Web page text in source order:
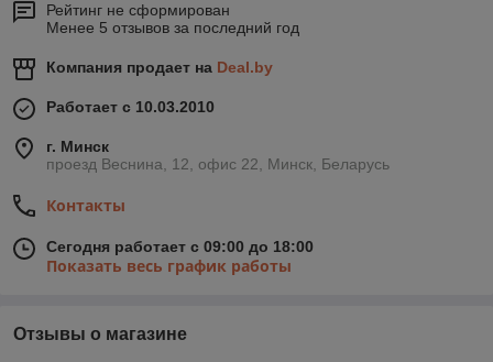
Рейтинг не сформирован
Менее 5 отзывов за последний год
Компания продает на Deal.by
Работает с 10.03.2010
г. Минск
проезд Веснина, 12, офис 22, Минск, Беларусь
Контакты
Сегодня работает с 09:00 до 18:00
Показать весь график работы
Отзывы о магазине